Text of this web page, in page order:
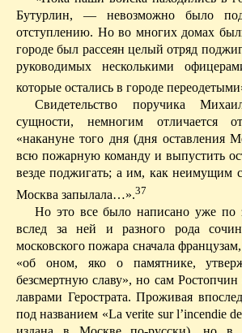
Бутурлин, — невозможно было
отступлению. Но во многих домах
городе был рассеян целый отряд
руководимых несколькими
которые остались в городе
Свидетельство поручика
сущности, немногим отличаетсяот
«накануне того дня (дня оставления
всю пожарную команду и выпустить
везде поджигать; а им, как неимущим
Москва запылала…».37
Но это все было написано ужепо
вслед за ней и разного рода
московского пожара сначала
«об оном, яко о памятнике,
безсмертную славу», но сам
лаврами Герострата. Проживая
под названием «La verite sur l’incendie